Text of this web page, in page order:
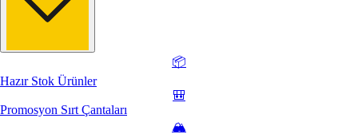
📦
Hazır Stok Ürünler
🎒
Promosyon Sırt Çantaları
🏔️